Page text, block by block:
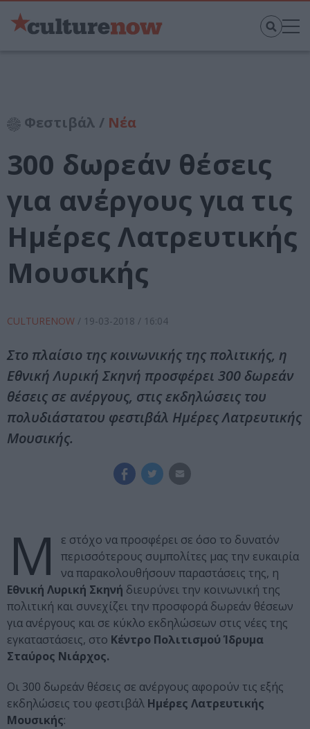
Φεστιβάλ / Νέα
300 δωρεάν θέσεις
για ανέργους για τις
Ημέρες Λατρευτικής
Μουσικής
CULTURENOW / 19-03-2018 / 16:04
Στο πλαίσιο της κοινωνικής της πολιτικής, η
Εθνική Λυρική Σκηνή προσφέρει 300 δωρεάν
θέσεις σε ανέργους, στις εκδηλώσεις του
πολυδιάστατου φεστιβάλ Ημέρες Λατρευτικής
Μουσικής.
Μ
ε στόχο να προσφέρει σε όσο το δυνατόν
περισσότερους συμπολίτες μας την ευκαιρία
να παρακολουθήσουν παραστάσεις της, η
Εθνική Λυρική Σκηνή διευρύνει την κοινωνική της
πολιτική και συνεχίζει την προσφορά δωρεάν θέσεων
για ανέργους και σε κύκλο εκδηλώσεων στις νέες της
εγκαταστάσεις, στο Κέντρο Πολιτισμού Ίδρυμα
Σταύρος Νιάρχος.
Οι 300 δωρεάν θέσεις σε ανέργους αφορούν τις εξής
εκδηλώσεις του φεστιβάλ Ημέρες Λατρευτικής
Μουσικής: